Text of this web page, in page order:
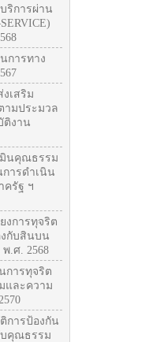
ริการผ่าน
การทาง
เสริม
ามประมวล
ติงาน
มินคุณธรรม
ารดำเนิน
ครัฐ ฯ
งการทุจริต
งกับสินบน
.ศ. 2568
การทุจริต
และความ
การป้องกัน
บคุณธรรม